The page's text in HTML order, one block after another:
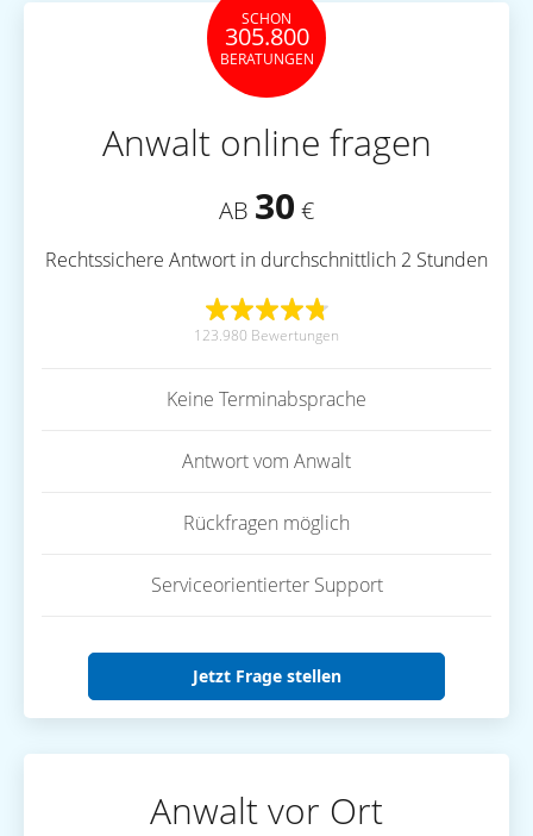
SCHON
305.800
BERATUNGEN
Anwalt online fragen
AB 30 €
Rechtssichere Antwort in durchschnittlich 2 Stunden
123.980 Bewertungen
Keine Terminabsprache
Antwort vom Anwalt
Rückfragen möglich
Serviceorientierter Support
Jetzt Frage stellen
Anwalt vor Ort